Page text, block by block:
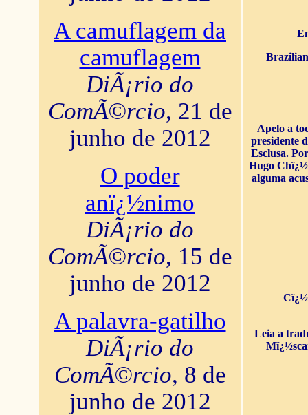
A camuflagem da
camuflagem
DiÃ¡rio do
ComÃ©rcio, 21 de
junho de 2012
O poder
anï¿½nimo
DiÃ¡rio do
ComÃ©rcio, 15 de
junho de 2012
A palavra-gatilho
DiÃ¡rio do
ComÃ©rcio, 8 de
junho de 2012
Apelo a
presidente
Esclusa.
Hugo
alguma
Leia a